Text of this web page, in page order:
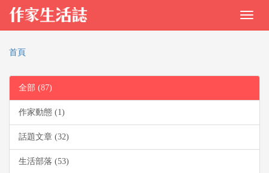
首頁
全部 (87)
作家動態 (1)
話題文章 (32)
生活部落 (53)